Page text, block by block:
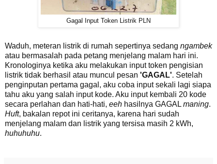
Gagal Input Token Listrik PLN
Waduh, meteran listrik di rumah sepertinya sedang ngambek
atau bermasalah pada petang menjelang malam hari ini.
Kronologinya ketika aku melakukan input token pengisian
listrik tidak berhasil atau muncul pesan 'GAGAL'. Setelah
penginputan pertama gagal, aku coba input sekali lagi siapa
tahu aku yang salah input kode. Aku input kembali 20 kode
secara perlahan dan hati-hati, eeh hasilnya GAGAL maning.
Huft, bakalan repot ini ceritanya, karena hari sudah
menjelang malam dan listrik yang tersisa masih 2 kWh,
huhuhuhu.